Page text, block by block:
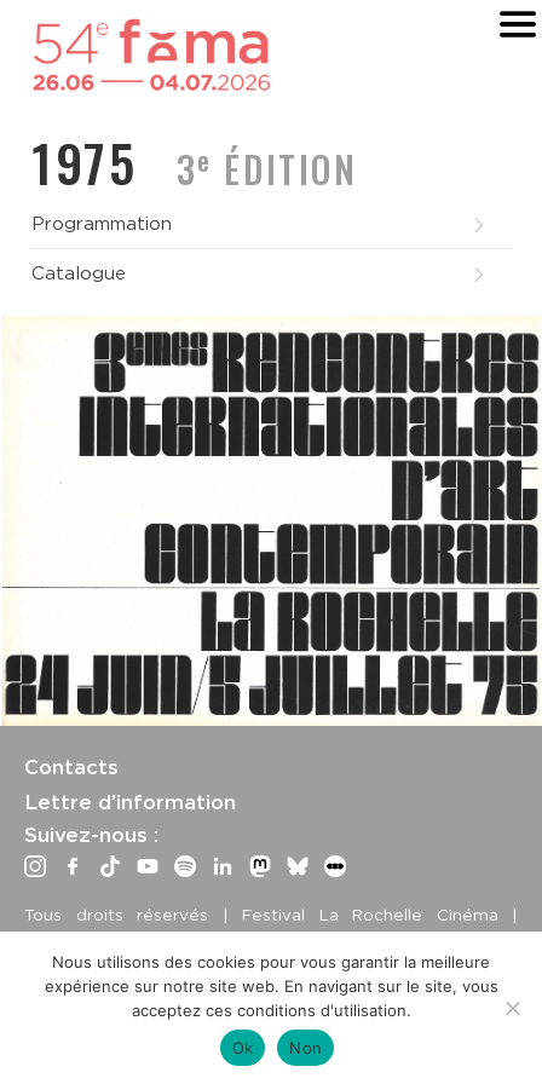
1975 3e ÉDITION
Programmation
Schlöndorff
— Six aspects du jeune cinéma portugais :
Six
aspects du jeune cinéma portugais
— Cinq aspects du jeune cinéma français :Cinq
aspects du jeune cinéma français
D'une
avant-garde japonaise à l'autre
— Fascisme, néo-fascisme et mafia dans le cinéma
italien contemporain :Fascisme, néo-fascisme et
mafia dans le cinéma italien contemporain
— Le Monde tel qu'il est : Le Monde tel qu'il est
—
Carte blanche Jean-Louis Bory
Catalogue
Télécharger au format pdf
Textes :
Jean-Louis Bory
, Jean-Louis Bory
Contacts
Lettre d’information
Suivez-nous :
Tous droits réservés | Festival La Rochelle Cinéma |
générales de vente
Crédits site : Marine Breton, design ;Etienne Delcambre
développement et mise à jour
Nous utilisons des cookies pour vous garantir la meilleure
expérience sur notre site web. En navigant sur le site, vous
acceptez ces conditions d'utilisation.
Ok
Non